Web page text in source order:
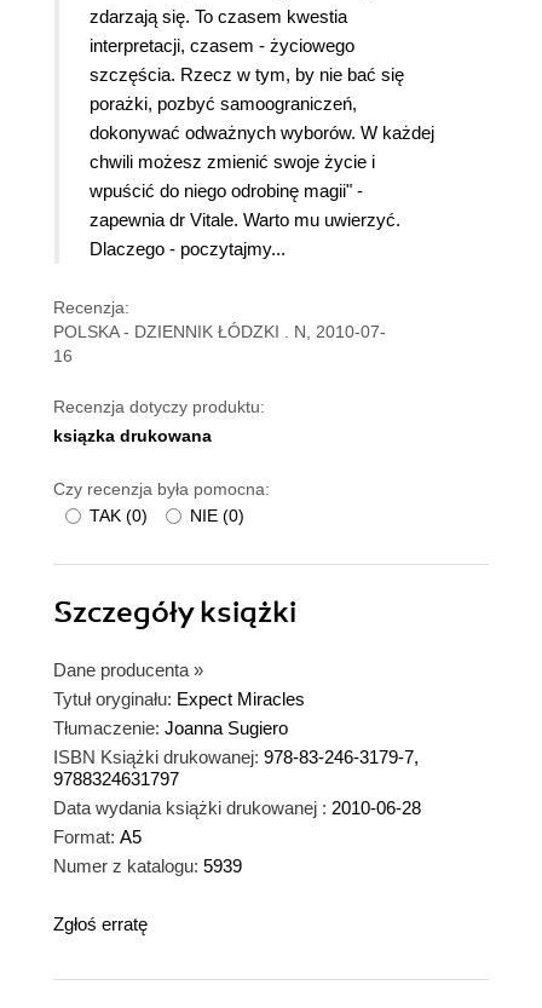
zdarzają się. To czasem kwestia
interpretacji, czasem - życiowego
szczęścia. Rzecz w tym, by nie bać się
porażki, pozbyć samoograniczeń,
dokonywać odważnych wyborów. W każdej
chwili możesz zmienić swoje życie i
wpuścić do niego odrobinę magii" -
zapewnia dr Vitale. Warto mu uwierzyć.
Dlaczego - poczytajmy...
Recenzja:
POLSKA - DZIENNIK ŁÓDZKI . N, 2010-07-
16
Recenzja dotyczy produktu:
ksiązka drukowana
Czy recenzja była pomocna:
TAK (0) NIE (0)
Szczegółyksiążki
Dane producenta »
Tytuł oryginału: Expect Miracles
Tłumaczenie: Joanna Sugiero
ISBN Książki drukowanej: 978-83-246-3179-7,
9788324631797
Data wydania książki drukowanej : 2010-06-28
Format: A5
Numer z katalogu: 5939
Zgłoś erratę